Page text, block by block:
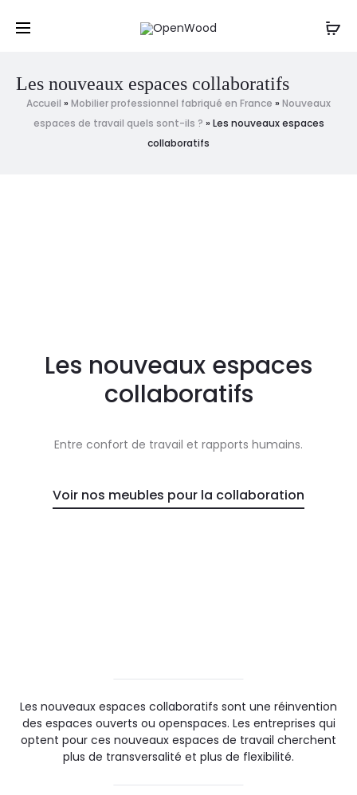
par sms ou par téléphone au : 06 61 20 12 88
Les nouveaux espaces collaboratifs
Accueil » Mobilier professionnel fabriqué en France » Nouveaux
espaces de travail quels sont-ils ? » Les nouveaux espaces
collaboratifs
Les nouveaux espaces
collaboratifs
Entre confort de travail et rapports humains.
Voir nos meubles pour la collaboration
Les nouveaux espaces collaboratifs sont une réinvention
des espaces ouverts ou openspaces. Les entreprises qui
optent pour ces nouveaux espaces de travail cherchent
plus de transversalité et plus de flexibilité.